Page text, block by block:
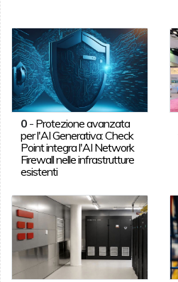
0- Protezione avanzata
per l'AI Generativa: Check
Point integra l'AI Network
Firewall nelle infrastrutture
esistenti